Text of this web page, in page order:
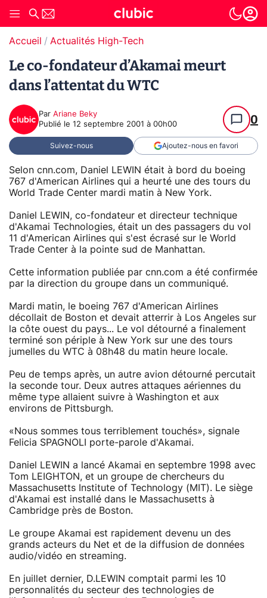
Accueil Actualités High-Tech
Le co-fondateur d’Akamai meurt
dans l’attentat du WTC
Par Ariane Beky
Publié le 12 septembre 2001 à 00h00 0
Suivez-nous Ajoutez-nous en favori
Selon cnn.com, Daniel LEWIN était à bord du boeing
767 d'American Airlines qui a heurté une des tours du
World Trade Center mardi matin à New York.
Daniel LEWIN, co-fondateur et directeur technique
d'Akamai Technologies, était un des passagers du vol
11 d'American Airlines qui s'est écrasé sur le World
Trade Center à la pointe sud de Manhattan.
Cette information publiée par cnn.com a été confirmée
par la direction du groupe dans un communiqué.
Mardi matin, le boeing 767 d'American Airlines
décollait de Boston et devait atterrir à Los Angeles sur
la côte ouest du pays... Le vol détourné a finalement
terminé son périple à New York sur une des tours
jumelles du WTC à 08h48 du matin heure locale.
Peu de temps après, un autre avion détourné percutait
la seconde tour. Deux autres attaques aériennes du
même type allaient suivre à Washington et aux
environs de Pittsburgh.
«Nous sommes tous terriblement touchés», signale
Felicia SPAGNOLI porte-parole d'Akamai.
Daniel LEWIN a lancé Akamai en septembre 1998 avec
Tom LEIGHTON, et un groupe de chercheurs du
Massachusetts Institute of Technology (MIT). Le siège
d'Akamai est installé dans le Massachusetts à
Cambridge près de Boston.
Le groupe Akamai est rapidement devenu un des
grands acteurs du Net et de la diffusion de données
audio/vidéo en streaming.
En juillet dernier, D.LEWIN comptait parmi les 10
personnalités du secteur des technologies de